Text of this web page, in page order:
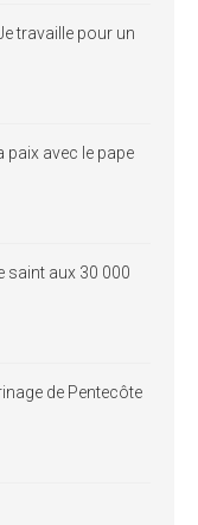
travaille pour un
paix avec le pape
saint aux 30 000
de Pentecôte